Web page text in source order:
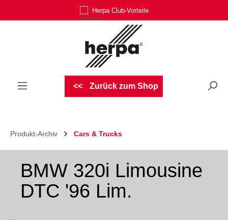
Zum Hauptinhalt springenHerpa Club-Vorteile
Zurück zum Shop
Produkt-Archiv Cars & Trucks
BMW 320i Limousine
DTC '96 Lim.